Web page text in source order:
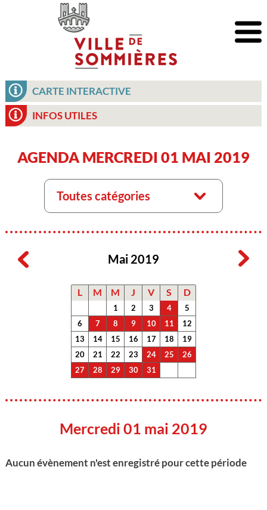
CARTE INTERACTIVE
INFOS UTILES
AGENDA MERCREDI 01 MAI 2019
Toutes catégories
Mai 2019
L M M J V S D
1 2 3 4
5
6
7 8 9 10 11
12
13
14 15 16 17 18
19
20
21 22 23 24 25
26
27
28 29 30 31
Mercredi 01 mai 2019
Aucun évènement n'est enregistré pour cette période